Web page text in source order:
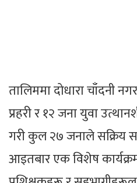
तालिममा दोधारा चाँदनी
प्रहरी र १२ जना युवा
गरी कुल २७ जनाले सक्रिय
आइतबार एक विशेष